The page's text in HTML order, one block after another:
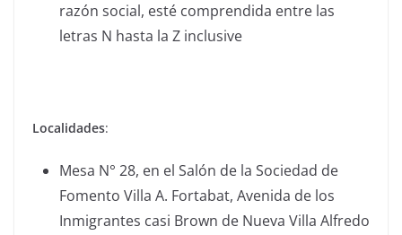
razón social, esté comprendida entre las
letras N hasta la Z inclusive
Localidades:
Mesa N° 28, en el Salón de la Sociedad de
Fomento Villa A. Fortabat, Avenida de los
Inmigrantes casi Brown de Nueva Villa Alfredo